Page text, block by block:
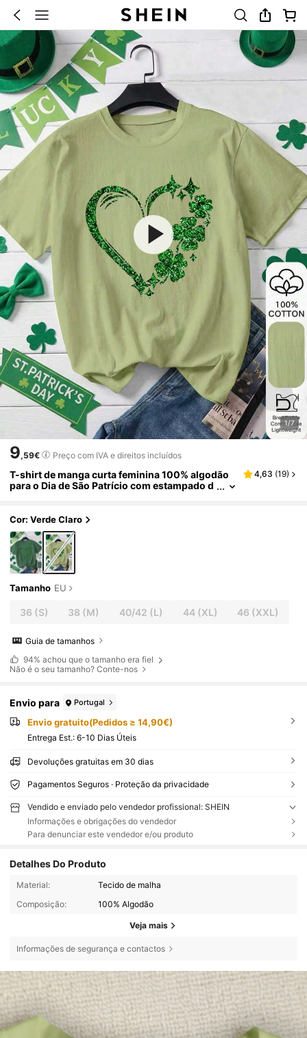
1/7
9,59€ Preço com IVA e direitos incluídos
T-shirt de manga curta feminina 100% algodão
para o Dia de São Patrício com estampado d
4,63 (19)
Cor: Verde Claro
Tamanho EU
36 (S) 38 (M) 40/42 (L) 44(XL) 46 (XXL)
Guia de tamanhos
94% achou que o tamanho era fiel
Não é o seu tamanho? Conte-nos
Envio para Portugal
Envio gratuito(Pedidos ≥ 14,90€)
Entrega Est.: 6-10 Dias Úteis
Devoluções gratuitas em 30 dias
Pagamentos Seguros · Proteção da privacidade
Vendido e enviado pelo vendedor profissional: SHEIN
Informações e obrigações do vendedor
Para denunciar este vendedor e/ou produto
Detalhes Do Produto
Material:
Tecido de malha
Composição:
100% Algodão
Veja mais
Informações de segurança e contactos